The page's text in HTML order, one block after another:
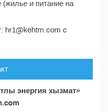
(жилье и питание на
hr1@kehtm.com c
энергия хызмат»